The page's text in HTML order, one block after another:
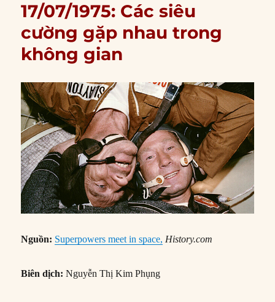
17/07/1975: Các siêu
cường gặp nhau trong
không gian
Nguồn: Superpowers meet in space, History.com
Biên dịch: Nguyễn Thị Kim Phụng